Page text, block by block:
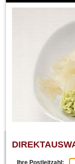
Ihre Postleitzahl: